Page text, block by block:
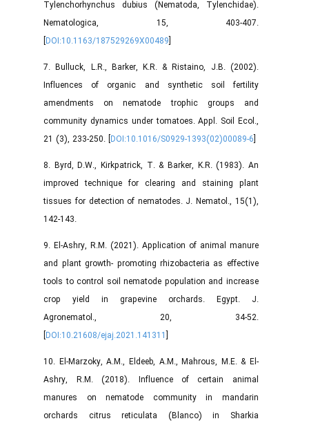
Tylenchorhynchus dubius (Nematoda, Tylenchidae).
Nematologica, 15, 403-407.
[DOI:10.1163/187529269X00489
7. Bulluck, L.R., Barker, K.R. & Ristaino, J.B. (2002).
Influences of organic and synthetic soil fertility
amendments on nematode trophic groups and
community dynamics under tomatoes. Appl. Soil Ecol.,
21 (3), 233-250. [DOI:10.1016/S0929-1393(02)00089-6
8. Byrd, D.W., Kirkpatrick, T. & Barker, K.R. (1983). An
improved technique for clearing and staining plant
tissues for detection of nematodes. J. Nematol., 15(1),
142-143.
9. El-Ashry, R.M. (2021). Application of animal manure
and plant growth- promoting rhizobacteria as effective
tools to control soil nematode population and increase
crop yield in grapevine orchards. Egypt. J.
Agronematol., 20, 34-52.
[DOI:10.21608/ejaj.2021.141311
10. El-Marzoky, A.M., Eldeeb, A.M., Mahrous, M.E. & El-
Ashry, R.M. (2018). Influence of certain animal
manures on nematode community in mandarin
orchards citrus reticulata (Blanco) in Sharkia